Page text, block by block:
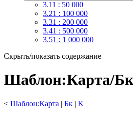
3.11 : 50 000
3.21 : 100 000
3.31 : 200 000
3.41 : 500 000
3.51 : 1 000 000
Скрыть/показать содержание
Шаблон:Карта/
< Шаблон:Карта ‎ | Бк ‎ | K